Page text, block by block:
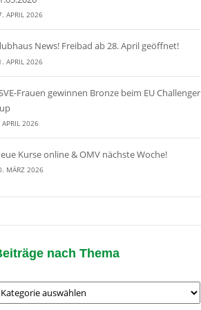
APRIL 2026
News! Freibad ab 28. April geöffnet!
APRIL 2026
Frauen gewinnen Bronze beim EU Challenger
APRIL 2026
Kurse online & OMV nächste Woche!
MÄRZ 2026
nach Thema
Beiträge